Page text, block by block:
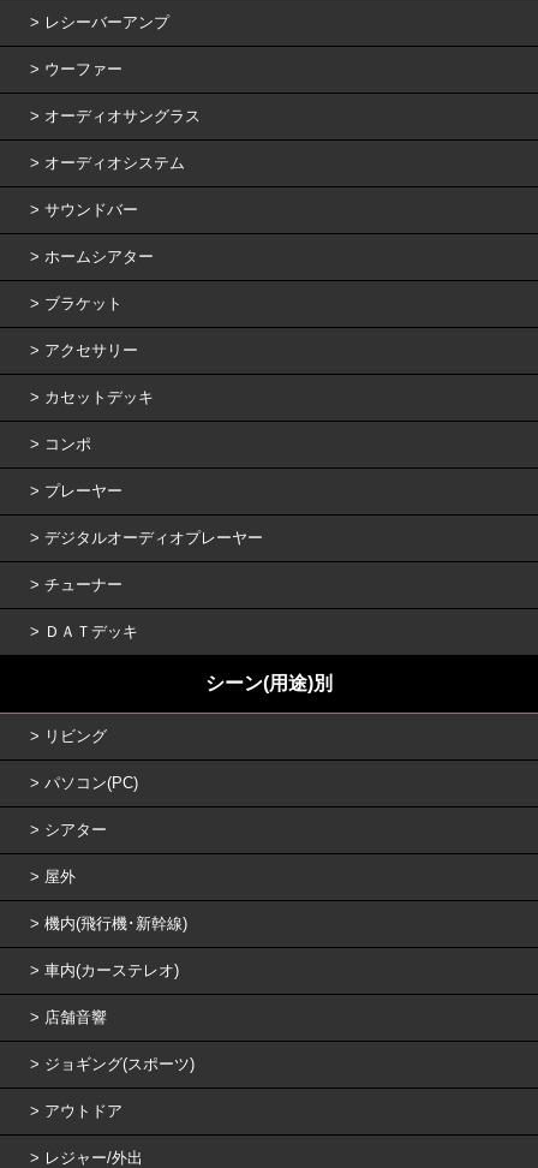
レシーバーアンプ
ウーファー
オーディオサングラス
オーディオシステム
サウンドバー
ホームシアター
ブラケット
アクセサリー
カセットデッキ
コンポ
プレーヤー
デジタルオーディオプレーヤー
チューナー
ＤＡＴデッキ
シーン(用途)別
リビング
パソコン(PC)
シアター
屋外
機内(飛行機･新幹線)
車内(カーステレオ)
店舗音響
ジョギング(スポーツ)
アウトドア
レジャー/外出